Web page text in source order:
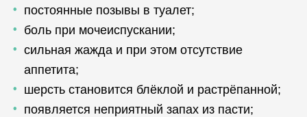
постоянные позывы в туалет;
боль при мочеиспускании;
сильная жажда и при этом отсутствие
аппетита;
шерсть становится блёклой и растрёпанной;
появляется неприятный запах из пасти;